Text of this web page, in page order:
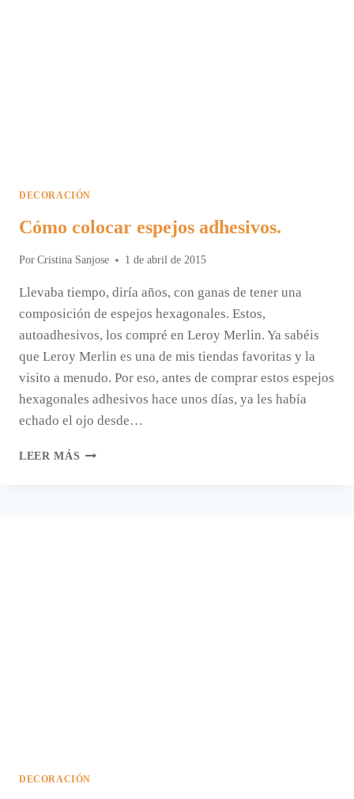
DECORACIÓN
Cómo colocar espejos adhesivos.
Por Cristina Sanjose 1 de abril de 2015
Llevaba tiempo, diría años, con ganas de tener una
composición de espejos hexagonales. Estos,
autoadhesivos, los compré en Leroy Merlin. Ya sabéis
que Leroy Merlin es una de mis tiendas favoritas y la
visito a menudo. Por eso, antes de comprar estos espejos
hexagonales adhesivos hace unos días, ya les había
echado el ojo desde…
LEER MÁS CÓMO
DECORACIÓN